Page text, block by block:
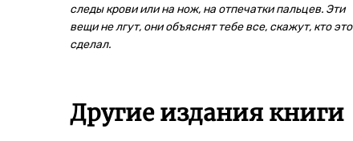
следы крови или на нож, на отпечатки пальцев. Эти
вещи не лгут, они объяснят тебе все, скажут, кто это
сделал.
Другие издания книги